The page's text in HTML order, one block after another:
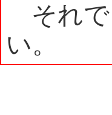
それで
い。